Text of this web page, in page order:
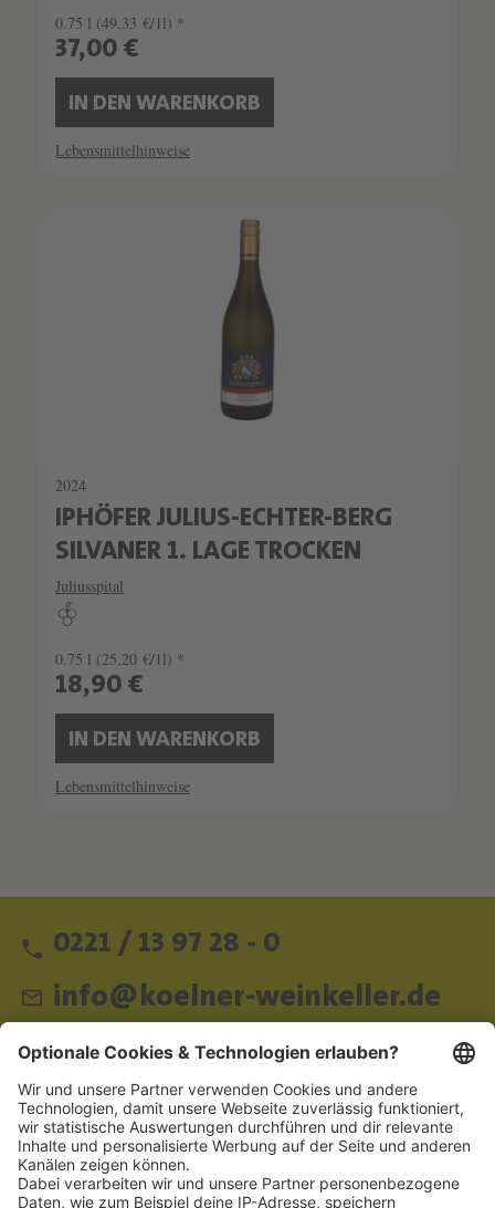
0.75 l (49,33 €/1l) *
37,00 €
IN DEN WARENKORB
Lebensmittelhinweise
2024
IPHÖFER JULIUS-ECHTER-BERG
SILVANER 1. LAGE TROCKEN
Juliusspital
0.75 l (25,20 €/1l) *
18,90 €
IN DEN WARENKORB
Lebensmittelhinweise
0221 / 13 97 28 - 0
info@koelner-weinkeller.de
Schnellzugriff
ZAHLUNGSMETHODEN